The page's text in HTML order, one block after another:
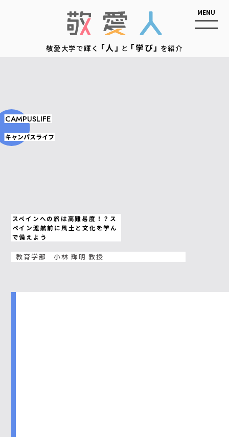
敬愛大学で輝く「人」と「学び」を紹介
CAMPUSLIFE
キャンパスライフ
スペインへの旅は高難易度！？ス
ペイン渡航前に風土と文化を学ん
で備えよう
教育学部 小林 輝明 教授